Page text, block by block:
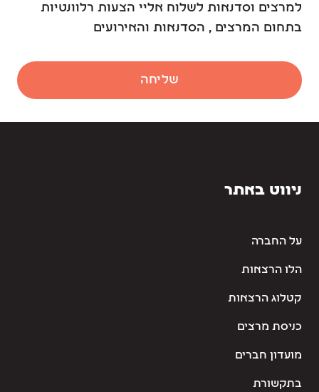
למרצים וסדנאות לשלוח אליי הצעות רלוונטיות
בתחום המרצים , הסדנאות והאירועים
שליחה
ניווט באתר
על החברה
הלו הרצאות
קטלוג הרצאות
כניסת מרצים
מועדון חברים
בתקשורת